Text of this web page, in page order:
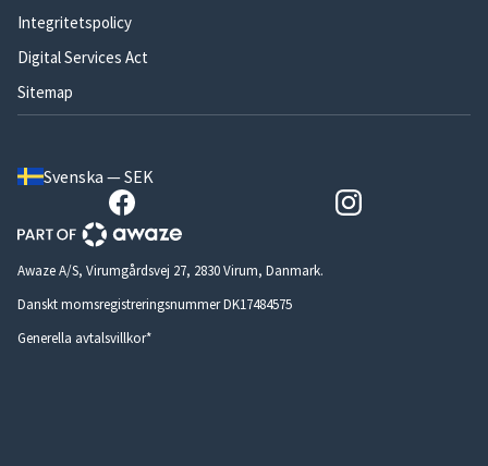
Integritetspolicy
Digital Services Act
Sitemap
Svenska — SEK
Awaze A/S, Virumgårdsvej 27, 2830 Virum, Danmark.
Danskt momsregistreringsnummer DK17484575
Generella avtalsvillkor*